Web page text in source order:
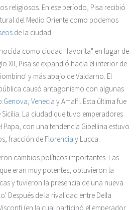
religiosos. En ese período, Pisa recibió
del Medio Oriente como podemos
de la ciudad.
como ciudad "favorita" en lugar de
XII, Pisa se expandió hacia el interior de
y más abajo de Valdarno. El
causó antagonismo con algunas
Genova, Venecia y Amalfi. Esta última fue
La ciudad que tuvo emperadores
Papa, con una tendencia Gibellina estuvo
fracción de Florencia y Lucca.
cambios políticos importantes. Las
eran muy potentes, obtuvieron la
y tuvieron la presencia de una nueva
Después de la rivalidad entre Della
(en la cual participó el emperador